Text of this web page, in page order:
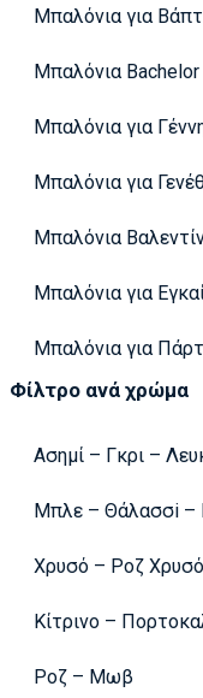
Μπαλόνια για
Μπαλόνια
Μπαλόνια για
Μπαλόνια για
Μπαλόνια
Μπαλόνια για
Μπαλόνια για
Φίλτρο ανά χρώμα
Ασημί – Γκρι –
Μπλε – Θάλασσi –
Χρυσό – Ροζ Χρυσό
Κίτρινο –
Ροζ – Μωβ